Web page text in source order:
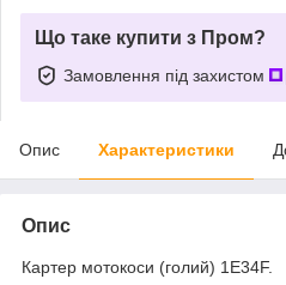
Що таке купити з Пром?
Замовлення під захистом
Опис Характеристики
Опис
Картер мотокоси (голий) 1E34F.